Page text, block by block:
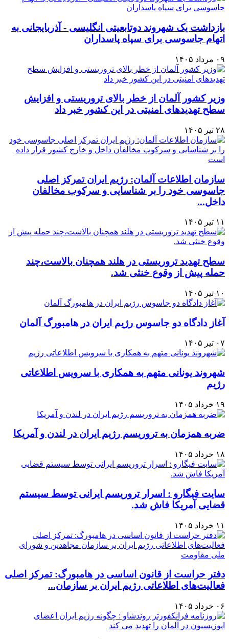
بازداشت یک شهروند دوتابعیتی انگلیسی - آذربایجانی به
اتهام جاسوسی برای سپاه پاسداران
۰۹ مرداد ۱۴۰۵
وزیر کشور آلمان از خطر بالای تروریستی و افزایش
سطح تهدیدهای امنیتی در این کشور خبر داد
۲۸ تیر ۱۴۰۵
سازمان اطلاعات آلمان: رژیم ایران تمرکز اصلی
جاسوسی خود را بر شناسایی و سرکوب مخالفان
داخل...
۱۱ تیر ۱۴۰۵
سطح تهدید تروریستی در هلند همچنان بالاست،چند
حمله پیش از وقوع خنثی شد.
۱۰ تیر ۱۴۰۵
آغاز دادگاه دو جاسوس رژیم ایران در هامبورگ آلمان
۰۷ تیر ۱۴۰۵
شهروند یونانی متهم به همکاری با سرویس اطلاعاتی
رژيم
۱۹ خرداد ۱۴۰۵
ضربه همزمان به تروریسم رژیم ایران در لندن و آمریکا
۱۸ خرداد ۱۴۰۵
سایت فیگارو : اسرار تروریسم ایرانی توسط سیستم
قضایی آمریکا فاش شد.
۱۱ خرداد ۱۴۰۵
دفتر حراست از قانون اساسی در هامبورگ: تمرکز اصلی
فعالیت‌های اطلاعاتی رژیم ایران بر سازمان...
۰۶ خرداد ۱۴۰۵